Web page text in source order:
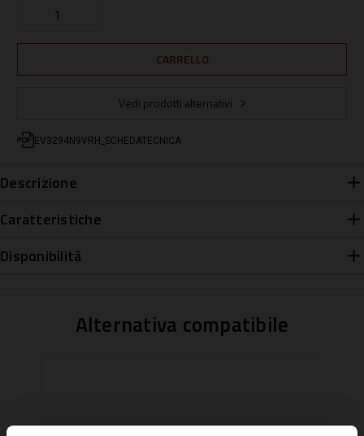
Vedi prodotti alternativi
EV3294N9VRH_SCHEDATECNICA
Descrizione
Caratteristiche
Disponibilità
Alternativa compatibile